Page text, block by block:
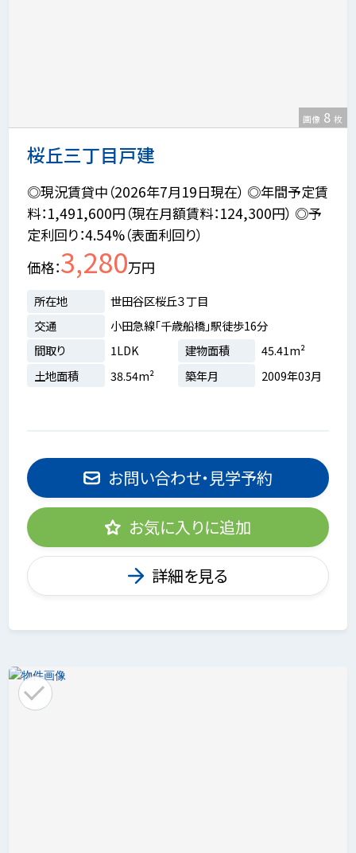
桜丘三丁目戸建
画像 8 枚
◎現況賃貸中（2026年7月19日現在） ◎年間予定賃
料：1,491,600円（現在月額賃料：124,300円） ◎予
定利回り：4.54%（表面利回り）
価格 3,280万円
所在地
世田谷区桜丘３丁目
交通
小田急線「千歳船橋」駅徒歩16分
間取り
1LDK 建物面積
45.41m²
土地面積
38.54m² 築年月 2009年03月
お問い合わせ・見学予約
お気に入りに追加
詳細を見る